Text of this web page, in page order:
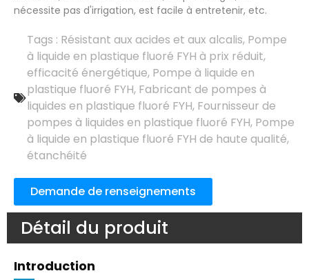
nécessite pas d'irrigation, est facile à entretenir, etc.
Tags : Résistant aux acides et aux alcalis, Pompe
à liquide en plastique fluoré FYH à prix réduit,
efficacité énergétique, Pompe à liquide en
plastique fluoré FYH, Fabricant de pompes à
liquides en plastique fluoré FYH, Fournisseur de
pompes à liquides en plastique fluoré FYH, Pompe
à liquide en plastique fluoré FYH de haute qualité,
étanchéité
Demande de renseignements
Détail du produit
Introduction